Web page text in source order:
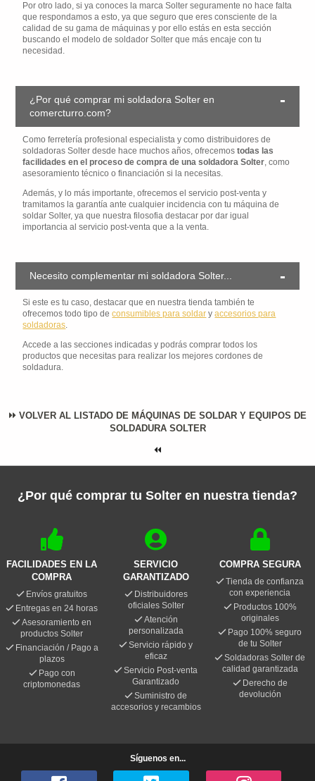
Por otro lado, si ya conoces la marca Solter seguramente no hace falta
que respondamos a esto, ya que seguro que eres consciente de la
calidad de su gama de máquinas y por ello estás en esta sección
buscando el modelo de soldador Solter que más encaje con tu
necesidad.
¿Por qué comprar mi soldadora Solter en
comercturro.com?
Como ferretería profesional especialista y como distribuidores de
soldadoras Solter desde hace muchos años, ofrecemostodas las
facilidades en el proceso de compra de una soldadora Solter, como
asesoramiento técnico o financiación si la necesitas.
Además, y lo más importante, ofrecemos el servicio post-venta y
tramitamos la garantía ante cualquier incidencia con tu máquina de
soldar Solter, ya que nuestra filosofia destacar por dar igual
importancia al servicio post-venta que a la venta.
Necesito complementar mi soldadora Solter...
Si este es tu caso, destacar que en nuestra tienda también te
ofrecemos todo tipo deconsumibles para soldar yaccesorios para
soldadoras.
Accede a las secciones indicadas y podrás comprar todos los
productos que necesitas para realizar los mejores cordones de
soldadura.
VOLVER AL LISTADO DE MÁQUINAS DE SOLDAR Y EQUIPOS DE
SOLDADURA SOLTER
¿Por qué comprar tu Solter en nuestra tienda?
FACILIDADES EN LA
COMPRA
Envíos gratuitos
Entregas en 24 horas
Asesoramiento en
productos Solter
Financiación / Pago a
plazos
Pago con
criptomonedas
SERVICIO
GARANTIZADO
Distribuidores
oficiales Solter
Atención
personalizada
Servicio rápido y
eficaz
Servicio Post-venta
Garantizado
Suministro de
accesorios y recambios
COMPRA SEGURA
Tienda de confianza
con experiencia
Productos 100%
originales
Pago 100% seguro
de tu Solter
Soldadoras Solter de
calidad garantizada
Derecho de
devolución
Síguenos en...